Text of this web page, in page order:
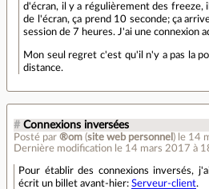
d'écran, il y a régulièrement des freeze,
de l'écran, ça prend 10 seconde; ça
session de 7 heures. J'ai une connexion
Mon seul regret c'est qu'il n'y a pas la
distance.
# Connexions inversées
Posté par ®om (site web personnel ) le 14
Dernière modification le 14 mars 2017 à
Pour établir des connexions inversés,
écrit un billet avant-hier: Serveur-client.